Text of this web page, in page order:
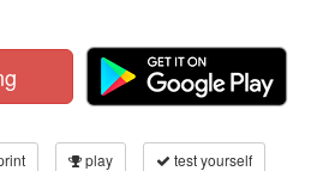
play test yourself